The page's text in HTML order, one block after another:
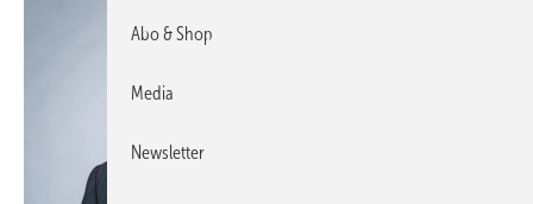
Abo & Shop
Media
Newsletter